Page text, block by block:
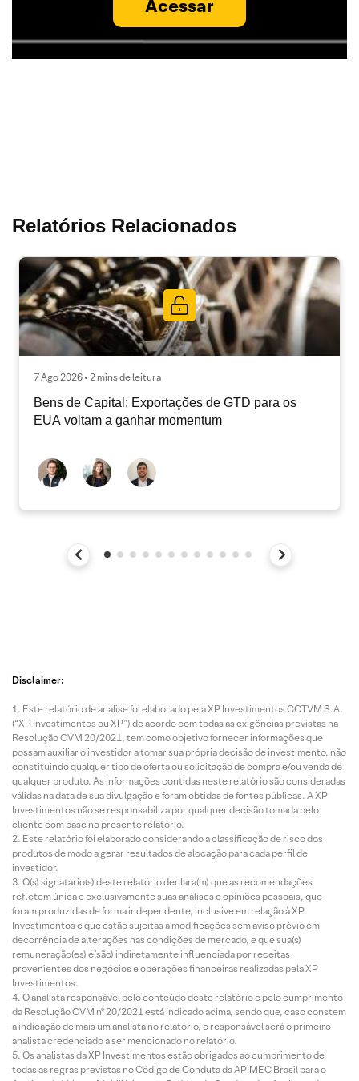
Acessar
Relatórios Relacionados
7 Ago 2026 • 2 mins de leitura
Bens de Capital: Exportações de GTD para os
EUA voltam a ganhar momentum
Disclaimer:
Este relatório de análise foi elaborado pela XP Investimentos CCTVM S.A.
(“XP Investimentos ou XP”) de acordo com todas as exigências previstas na
Resolução CVM 20/2021, tem como objetivo fornecer informações que
possam auxiliar o investidor a tomar sua própria decisão de investimento, não
constituindo qualquer tipo de oferta ou solicitação de compra e/ou venda de
qualquer produto. As informações contidas neste relatório são consideradas
válidas na data de sua divulgação e foram obtidas de fontes públicas. A XP
Investimentos não se responsabiliza por qualquer decisão tomada pelo
cliente com base no presente relatório.
Este relatório foi elaborado considerando a classificação de risco dos
produtos de modo a gerar resultados de alocação para cada perfil de
investidor.
O(s) signatário(s) deste relatório declara(m) que as recomendações
refletem única e exclusivamente suas análises e opiniões pessoais, que
foram produzidas de forma independente, inclusive em relação à XP
Investimentos e que estão sujeitas a modificações sem aviso prévio em
decorrência de alterações nas condições de mercado, e que sua(s)
remuneração(es) é(são) indiretamente influenciada por receitas
provenientes dos negócios e operações financeiras realizadas pela XP
Investimentos.
O analista responsável pelo conteúdo deste relatório e pelo cumprimento
da Resolução CVM nº 20/2021 está indicado acima, sendo que, caso constem
a indicação de mais um analista no relatório, o responsável será o primeiro
analista credenciado a ser mencionado no relatório.
Os analistas da XP Investimentos estão obrigados ao cumprimento de
todas as regras previstas no Código de Conduta da APIMEC Brasil para o